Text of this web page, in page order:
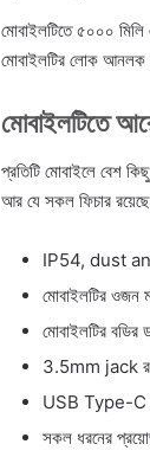
মোবাইলটিতে ৫০০০ মিলি
মোবাইলটির লোক আনলক
মোবাইলটিতে
প্রতিটি মোবাইলে বেশ
আর যে সকল ফিচার
IP54, dust
মোবাইলটির ওজন
মোবাইলটির
3.5mm jack
USB Type-C
সকল ধরনের